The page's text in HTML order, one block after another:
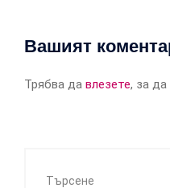
Вашият
Трябва да влезете, за да
Търсене